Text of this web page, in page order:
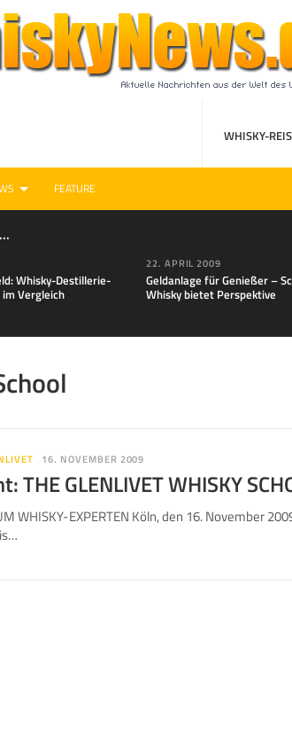
WHISKY-
FEATURE
Whisky-Destillerie-
Vergleich
22. APRIL 2009
Geldanlage für Genießer –
Whisky bietet Perspektive
16. NOVEMBER 2009
THE GLENLIVET WHISKY
WHISKY-EXPERTEN Köln, den 16. November